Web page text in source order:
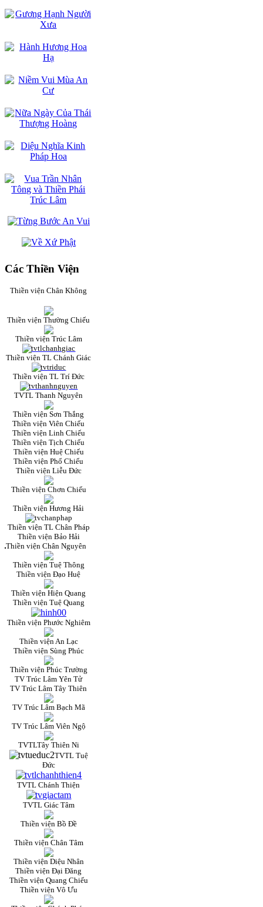
Các Thiền Viện
Thiền viện Chân Không
Thiền viện Thường Chiếu
Thiền viện Trúc Lâm
Thiền viện TL Chánh Giác
Thiền viện TL Trí Đức
TVTL Thanh Nguyên
Thiền viện Sơn Thắng
Thiền viện Viên Chiếu
Thiền viện Linh Chiếu
Thiền viện Tịch Chiếu
Thiền viện Huệ Chiếu
Thiền viện Phổ Chiếu
Thiền viện Liễu Đức
Thiền viện Chơn Chiếu
Thiền viện Hương Hải
Thiền viện TL Chân Pháp
Thiền viện Bảo Hải
Thiền viện Chân Nguyên
Thiền viện Tuệ Thông
Thiền viện Đạo Huệ
Thiền viện Hiện Quang
Thiền viện Tuệ Quang
Thiền viện Phước Nghiêm
Thiền viện An Lạc
Thiền viện Sùng Phúc
Thiền viện Phúc Trường
TV Trúc Lâm Yên Tử
TV Trúc Lâm Tây Thiên
TV Trúc Lâm Bạch Mã
TV Trúc Lâm Viên Ngộ
TVTLTây Thiên Ni
TVTL Tuệ
Đức
TVTL Chánh Thiện
TVTL Giác Tâm
Thiền viện Bồ Đề
Thiền viện Chân Tâm
Thiền viện Diệu Nhân
Thiền viện Đại Đăng
Thiền viện Quang Chiếu
Thiền viện Vô Ưu